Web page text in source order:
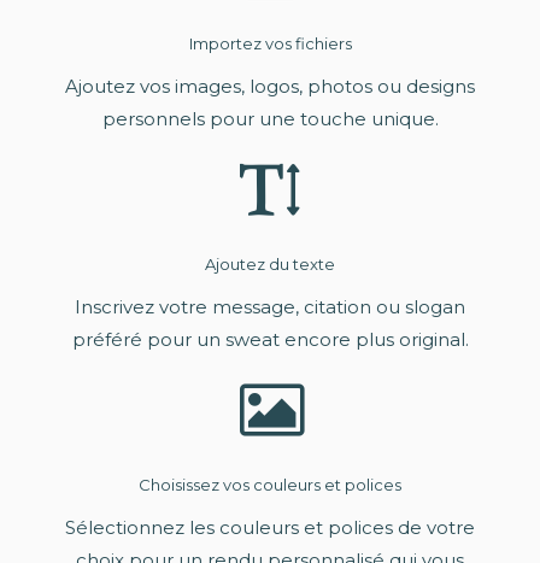
Importez vos fichiers
Ajoutez vos images, logos, photos ou designs
personnels pour une touche unique.
Ajoutez du texte
Inscrivez votre message, citation ou slogan
préféré pour un sweat encore plus original.
Choisissez vos couleurs et polices
Sélectionnez les couleurs et polices de votre